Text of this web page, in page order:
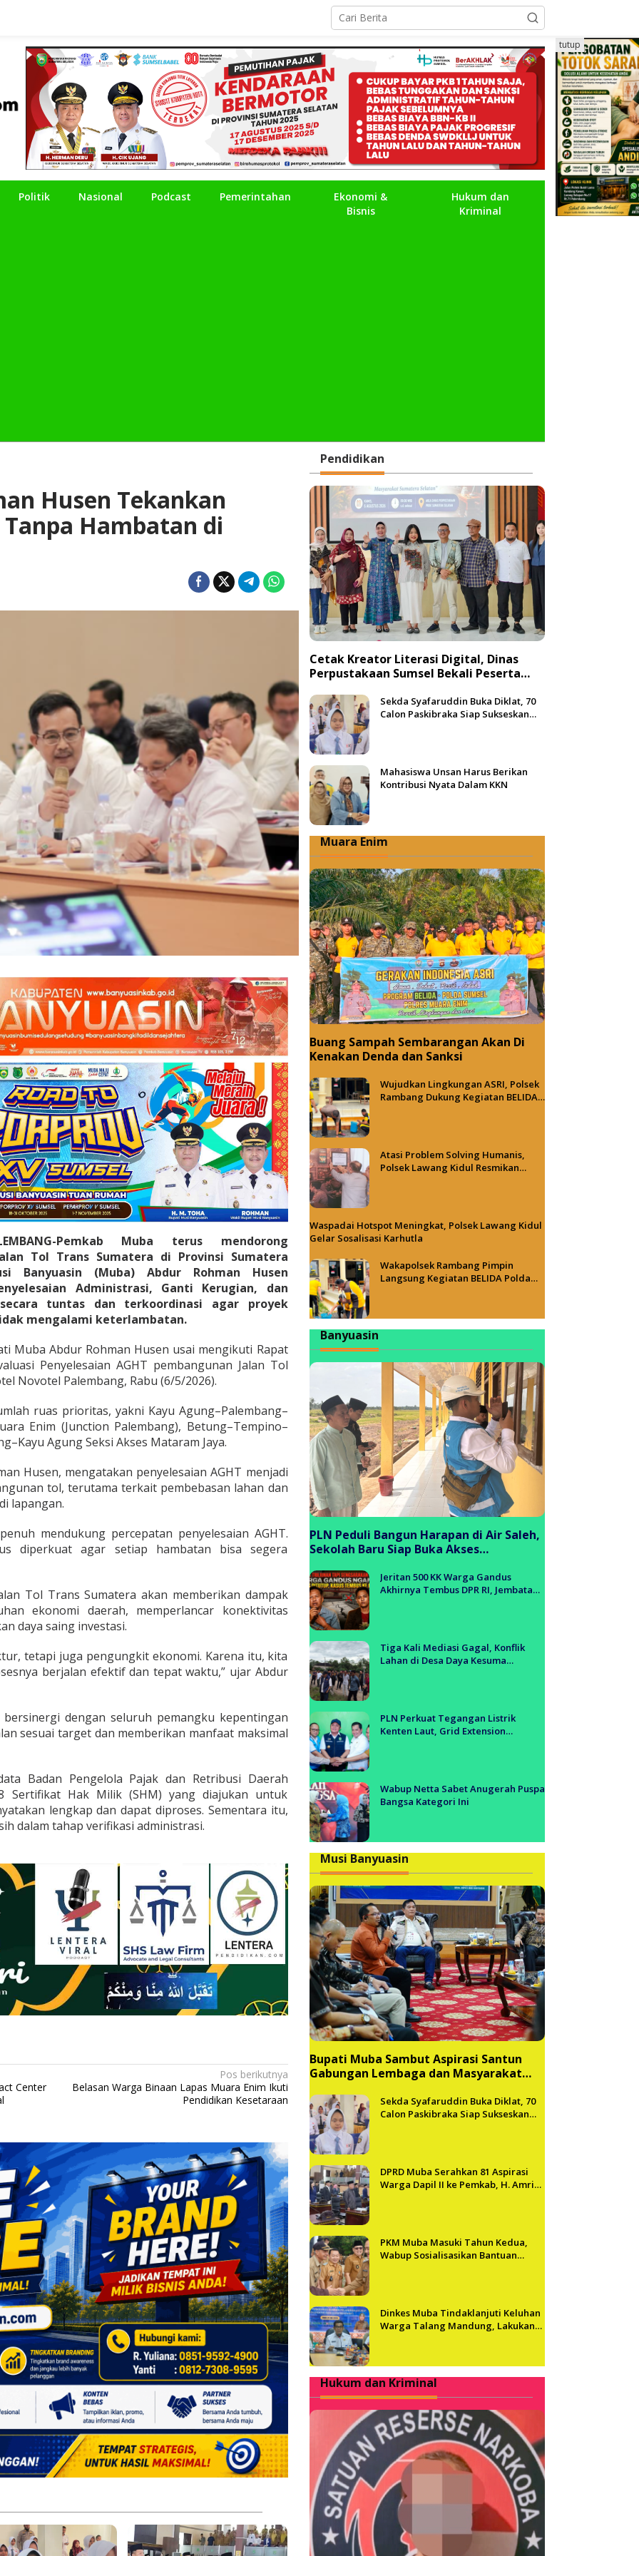
Politik Nasional Podcast Pemerintahan
Ekonomi &
Bisnis
Hukum dan
Kriminal
tutup
Husen Tekankan
Tanpa Hambatan di
Pemkab Muba terus mendorong
Tol Trans Sumatera di Provinsi Sumatera
Banyuasin (Muba) Abdur Rohman Husen
Administrasi, Ganti Kerugian, dan
tuntas dan terkoordinasi agar proyek
mengalami keterlambatan.
Muba Abdur Rohman Husen usai mengikuti Rapat
Penyelesaian AGHT pembangunan Jalan Tol
Novotel Palembang, Rabu (6/5/2026).
ruas prioritas, yakni Kayu Agung–Palembang–
Enim (Junction Palembang), Betung–Tempino–
Agung Seksi Akses Mataram Jaya.
Husen, mengatakan penyelesaian AGHT menjadi
tol, terutama terkait pembebasan lahan dan
lapangan.
mendukung percepatan penyelesaian AGHT.
diperkuat agar setiap hambatan bisa segera
Tol Trans Sumatera akan memberikan dampak
ekonomi daerah, memperlancar konektivitas
daya saing investasi.
tetapi juga pengungkit ekonomi. Karena itu, kita
berjalan efektif dan tepat waktu,” ujar Abdur
dengan seluruh pemangku kepentingan
sesuai target dan memberikan manfaat maksimal
Badan Pengelola Pajak dan Retribusi Daerah
Sertifikat Hak Milik (SHM) yang diajukan untuk
lengkap dan dapat diproses. Sementara itu,
dalam tahap verifikasi administrasi.
Center
Pos berikutnya
Belasan Warga Binaan Lapas Muara Enim Ikuti
Pendidikan Kesetaraan
Pendidikan
Cetak Kreator Literasi Digital, Dinas
Perpustakaan Sumsel Bekali Peserta
Sekda Syafaruddin Buka Diklat, 70
Calon Paskibraka Siap Sukseskan
Mahasiswa Unsan Harus Berikan
Kontribusi Nyata Dalam KKN
Muara Enim
Buang Sampah Sembarangan Akan Di
Kenakan Denda dan Sanksi
Wujudkan Lingkungan ASRI, Polsek
Rambang Dukung Kegiatan BELIDA
Atasi Problem Solving Humanis,
Polsek Lawang Kidul Resmikan
Waspadai Hotspot Meningkat, Polsek Lawang Kidul
Gelar Sosalisasi Karhutla
Wakapolsek Rambang Pimpin
Langsung Kegiatan BELIDA Polda
Banyuasin
PLN Peduli Bangun Harapan di Air Saleh,
Sekolah Baru Siap Buka Akses
Banyuasin
Jeritan 500 KK Warga Gandus
Akhirnya Tembus DPR RI, Jembatan
Tiga Kali Mediasi Gagal, Konflik
Lahan di Desa Daya Kesuma
PLN Perkuat Tegangan Listrik
Kenten Laut, Grid Extension
Wabup Netta Sabet Anugerah Puspa
Bangsa Kategori Ini
Musi Banyuasin
Bupati Muba Sambut Aspirasi Santun
Gabungan Lembaga dan Masyarakat
Sekda Syafaruddin Buka Diklat, 70
Calon Paskibraka Siap Sukseskan
DPRD Muba Serahkan 81 Aspirasi
Warga Dapil II ke Pemkab, H. Amri
PKM Muba Masuki Tahun Kedua,
Wabup Sosialisasikan Bantuan
Dinkes Muba Tindaklanjuti Keluhan
Warga Talang Mandung, Lakukan
Hukum dan Kriminal